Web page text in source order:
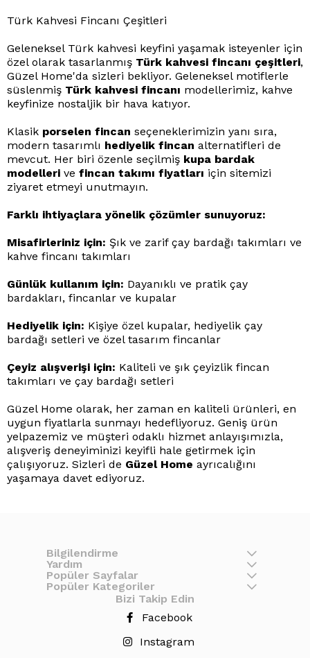
Türk Kahvesi Fincanı Çeşitleri
Geleneksel Türk kahvesi keyfini yaşamak isteyenler için
özel olarak tasarlanmış Türk kahvesi fincanı çeşitleri,
Güzel Home'da sizleri bekliyor. Geleneksel motiflerle
süslenmiş Türk kahvesi fincanı modellerimiz, kahve
keyfinize nostaljik bir hava katıyor.
Klasik porselen fincan seçeneklerimizin yanı sıra,
modern tasarımlı hediyelik fincan alternatifleri de
mevcut. Her biri özenle seçilmiş kupa bardak
modelleri ve fincan takımı fiyatları için sitemizi
ziyaret etmeyi unutmayın.
Farklı ihtiyaçlara yönelik çözümler sunuyoruz:
Misafirleriniz için: Şık ve zarif çay bardağı takımları ve
kahve fincanı takımları
Günlük kullanım için: Dayanıklı ve pratik çay
bardakları, fincanlar ve kupalar
Hediyelik için: Kişiye özel kupalar, hediyelik çay
bardağı setleri ve özel tasarım fincanlar
Çeyiz alışverişi için: Kaliteli ve şık çeyizlik fincan
takımları ve çay bardağı setleri
Güzel Home olarak, her zaman en kaliteli ürünleri, en
uygun fiyatlarla sunmayı hedefliyoruz. Geniş ürün
yelpazemiz ve müşteri odaklı hizmet anlayışımızla,
alışveriş deneyiminizi keyifli hale getirmek için
çalışıyoruz. Sizleri de Güzel Home ayrıcalığını
yaşamaya davet ediyoruz.
Bilgilendirme
Yardım
Popüler Sayfalar
Popüler Kategoriler
Bizi Takip Edin
Facebook
Instagram